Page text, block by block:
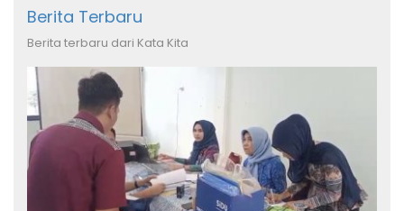
Berita Terbaru
Berita terbaru dari Kata Kita